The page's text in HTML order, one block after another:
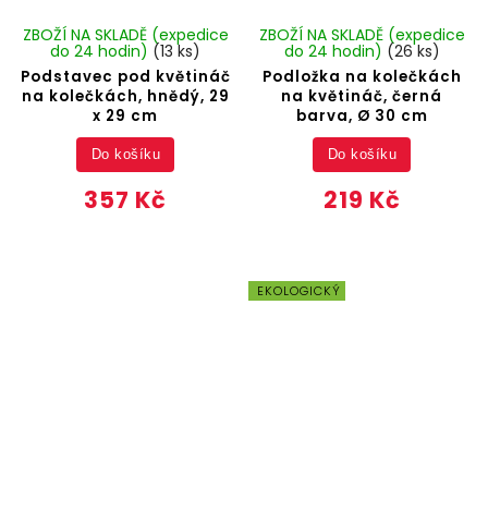
Podstavec pod květináč
na kolečkách, hnědý, 29
x 29 cm
ZBOŽÍ NA SKLADĚ (expedice
do 24 hodin) (13 ks)
357 Kč
Do košíku
Podložka na kolečkách
na květináč, černá
barva, Ø 30 cm
ZBOŽÍ NA SKLADĚ (expedice
do 24 hodin) (26 ks)
219 Kč
Do košíku
EKOLOGICKÝ